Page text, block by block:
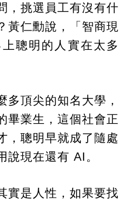
，挑選員工有沒有什
黃仁勳說，「智商現
聰明的人實在太多
多頂尖的知名大學，
畢業生，這個社會正
，聰明早就成了隨處
說現在還有 AI。
實是人性，如果要找